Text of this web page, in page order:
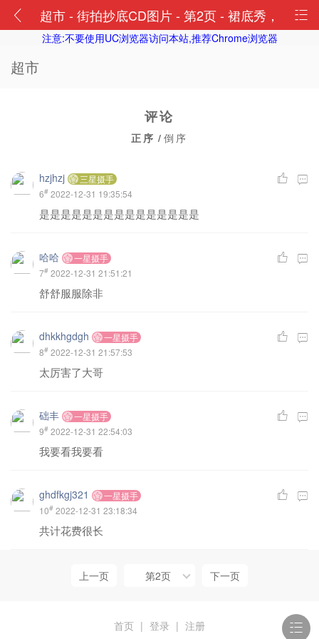
超市 - 街拍抄底CD图片 - 第2页 - 裙底秀，
CD抄底裙底图片视频论坛
注意:不要使用UC浏览器访问本站,推荐Chrome浏览器
超市
评论
正序 / 倒序
hzjhzj
三星摄手
6# 2022-12-31 19:35:54
是是是是是是是是是是是是是是是
哈哈
一星摄手
7# 2022-12-31 21:51:21
舒舒服服除非
dhkkhgdgh
一星摄手
8# 2022-12-31 21:57:53
太厉害了大哥
础丰
一星摄手
9# 2022-12-31 22:54:03
我要看我要看
ghdfkgj321
一星摄手
10# 2022-12-31 23:18:34
共计花费很长
上一页 第2页 下一页
首页 | 登录 | 注册